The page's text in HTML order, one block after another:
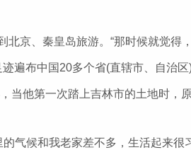
京、秦皇岛旅游。“那时候就觉得
布中国20多个省(直辖市、自治区)
他第一次踏上吉林市的土地时，
候和我老家差不多，生活起来很